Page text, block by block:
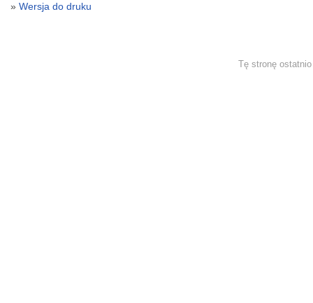
Wersja do druku
Tę stronę